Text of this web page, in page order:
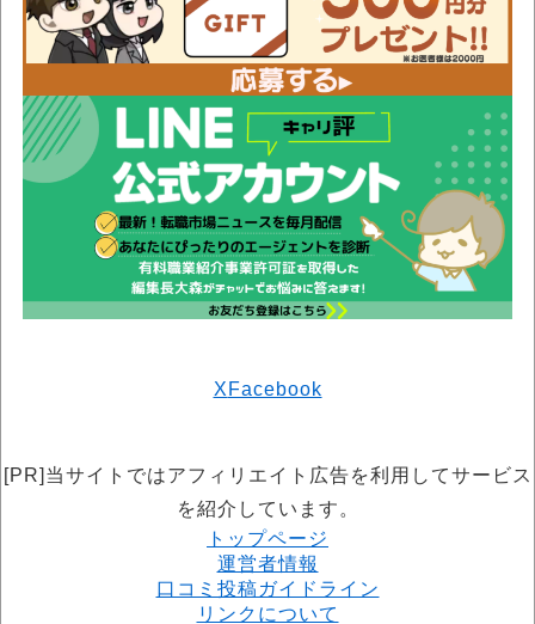
X Facebook
[PR]当サイトではアフィリエイト広告を利用してサービス
を紹介しています。
トップページ
運営者情報
口コミ投稿ガイドライン
リンクについて